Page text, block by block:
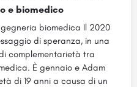
e biomedico
biomedica Il 2020
di speranza, in una
complementarietà tra
È gennaio e Adam
di 19 anni a causa di un